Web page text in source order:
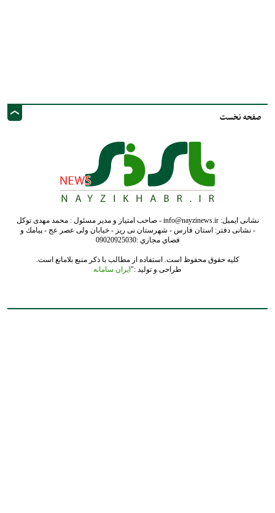
صفحه نخست
نشانی ایمیل: info@nayzinews.ir - صاحب امتیاز و مدیر مسئول : محمد مهدی توکل
- نشانی دفتر: استان فارس - شهرستان نی ریز - خیابان ولی عصر عج - پيامك و
فضاي مجازي :09020925030
کلیه حقوق محفوظ است. استفاده از مطالب با ذکر منبع بلامانع است.
طراحی و تولید :"ایران سامانه